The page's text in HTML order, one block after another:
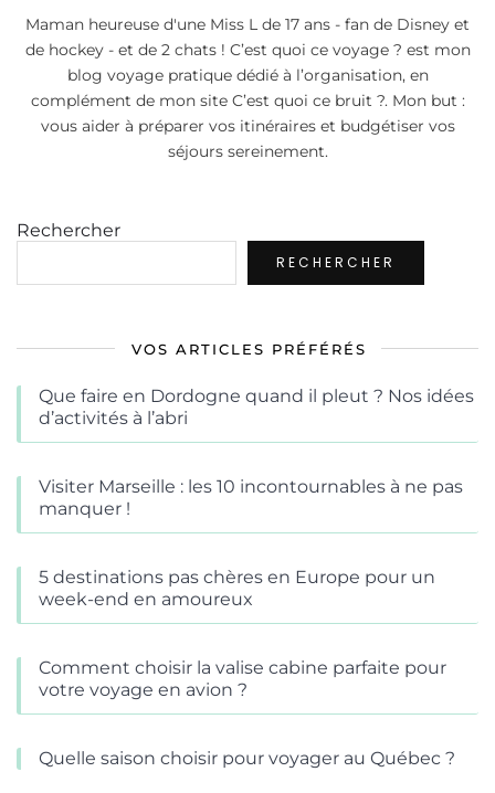
Maman heureuse d'une Miss L de 17 ans - fan de Disney et
de hockey - et de 2 chats ! C’est quoi ce voyage ? est mon
blog voyage pratique dédié à l’organisation, en
complément de mon site C’est quoi ce bruit ?. Mon but :
vous aider à préparer vos itinéraires et budgétiser vos
séjours sereinement.
Rechercher
RECHERCHER
VOS ARTICLES PRÉFÉRÉS
Que faire en Dordogne quand il pleut ? Nos idées
d’activités à l’abri
Visiter Marseille : les 10 incontournables à ne pas
manquer !
5 destinations pas chères en Europe pour un
week-end en amoureux
Comment choisir la valise cabine parfaite pour
votre voyage en avion ?
Quelle saison choisir pour voyager au Québec ?